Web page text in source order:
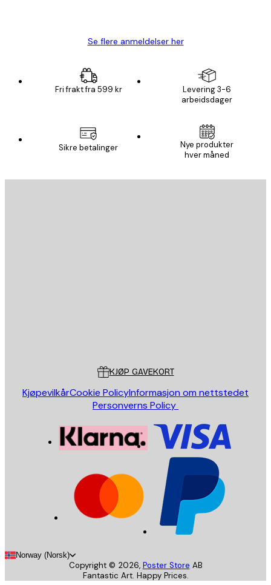
Se flere anmeldelser her
Fri frakt fra 599 kr
Levering 3-6
arbeidsdager
Sikre betalinger
Nye produkter
hver måned
KJØP GAVEKORT
KjøpevilkårCookie PolicyInformasjon om nettstedet
Personverns Policy
Norway (Norsk)
Copyright © 2026, Poster Store AB
Fantastic Art. Happy Prices.